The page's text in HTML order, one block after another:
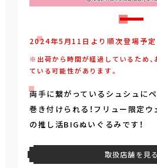
2024年5月11日より順次登場予定
※出荷から時間が経過しているため、
ている可能性があります。
両手に繋がっているシュシュに
巻き付けられる！フリュー限定
の推し活BIGぬいぐるみです！
取扱店舗を見る